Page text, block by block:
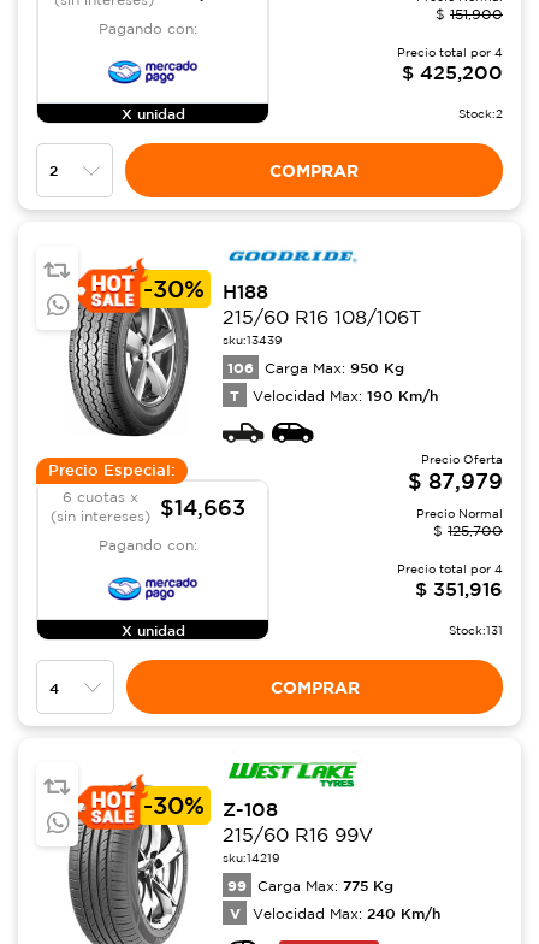
Pagando con:
X unidad
$ 151,900
Precio total por 4
$ 425,200
Stock:2
COMPRAR
-30%
H188
215/60 R16 108/106T
sku:13439
106 Carga Max: 950 Kg
T Velocidad Max: 190 Km/h
Precio Especial:
6 cuotas x
(sin intereses)
$14,663
Pagando con:
X unidad
Precio Oferta
$ 87,979
Precio Normal
$ 125,700
Precio total por 4
$ 351,916
Stock:131
COMPRAR
-30%
Z-108
215/60 R16 99V
sku:14219
99 Carga Max: 775 Kg
V Velocidad Max: 240 Km/h